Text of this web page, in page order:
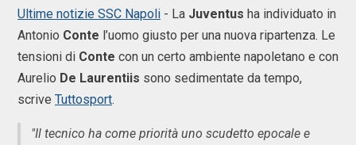
Ultime notizie SSC Napoli - La Juventus ha individuato in
Antonio Conte l’uomo giusto per una nuova ripartenza. Le
tensioni di Conte con un certo ambiente napoletano e con
Aurelio De Laurentiis sono sedimentate da tempo,
scrive Tuttosport.
"Il tecnico ha come priorità uno scudetto epocale e